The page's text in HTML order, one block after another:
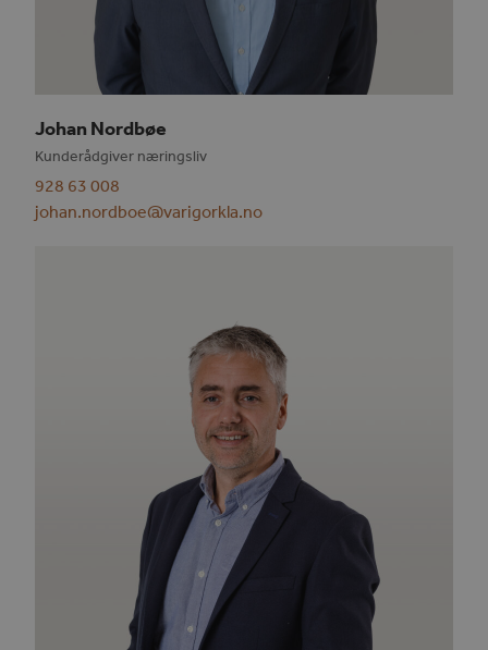
Johan Nordbøe
Kunderådgiver næringsliv
928 63 008
johan.nordboe@varigorkla.no